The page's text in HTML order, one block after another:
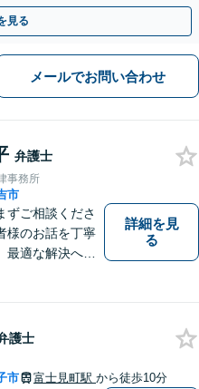
ご相談ください。
見る
メールでお問い合わせ
弁護士
事務所
市
ずご相談くださ
様のお話を丁寧
最適な解決へと
詳細を見
る
護士
市 富士見町駅 から徒歩10分